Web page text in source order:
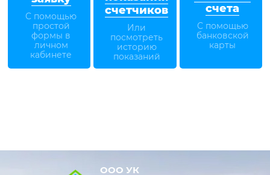
С помощью
простой
формы в
личном
кабинете
счетчиков
Или
посмотреть
историю
показаний
счета
С помощью
банковской
карты
ООО УК